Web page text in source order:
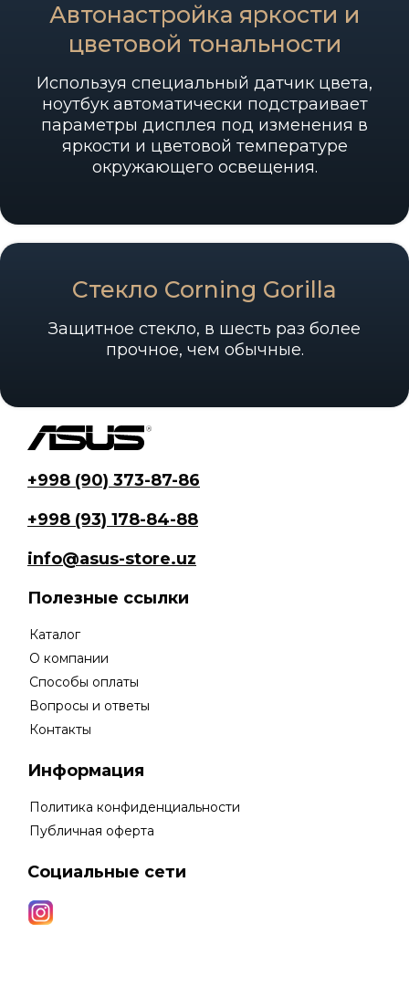
Автонастройка яркости и
цветовой тональности
Используя специальный датчик цвета,
ноутбук автоматически подстраивает
параметры дисплея под изменения в
яркости и цветовой температуре
окружающего освещения.
Стекло Corning Gorilla
Защитное стекло, в шесть раз более
прочное, чем обычные.
+998 (90) 373-87-86
+998 (93) 178-84-88
info@asus-store.uz
Полезные ссылки
Каталог
О компании
Способы оплаты
Вопросы и ответы
Контакты
Информация
Политика конфиденциальности
Публичная оферта
Социальные сети